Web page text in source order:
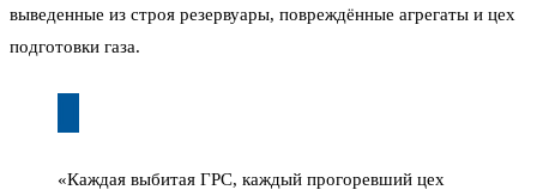
выведенные из строя резервуары, повреждённые агрегаты и цех
подготовки газа.
«Каждая выбитая ГРС, каждый прогоревший цех